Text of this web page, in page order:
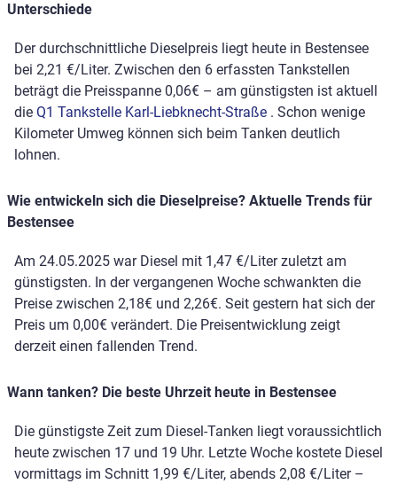
Unterschiede
Der durchschnittliche Dieselpreis liegt heute in Bestensee
bei 2,21 €/Liter. Zwischen den 6 erfassten Tankstellen
beträgt die Preisspanne 0,06€ – am günstigsten ist aktuell
die Q1 Tankstelle Karl-Liebknecht-Straße . Schon wenige
Kilometer Umweg können sich beim Tanken deutlich
lohnen.
Wie entwickeln sich die Dieselpreise? Aktuelle Trends für
Bestensee
Am 24.05.2025 war Diesel mit 1,47 €/Liter zuletzt am
günstigsten. In der vergangenen Woche schwankten die
Preise zwischen 2,18€ und 2,26€. Seit gestern hat sich der
Preis um 0,00€ verändert. Die Preisentwicklung zeigt
derzeit einen fallenden Trend.
Wann tanken? Die beste Uhrzeit heute in Bestensee
Die günstigste Zeit zum Diesel-Tanken liegt voraussichtlich
heute zwischen 17 und 19 Uhr. Letzte Woche kostete Diesel
vormittags im Schnitt 1,99 €/Liter, abends 2,08 €/Liter –